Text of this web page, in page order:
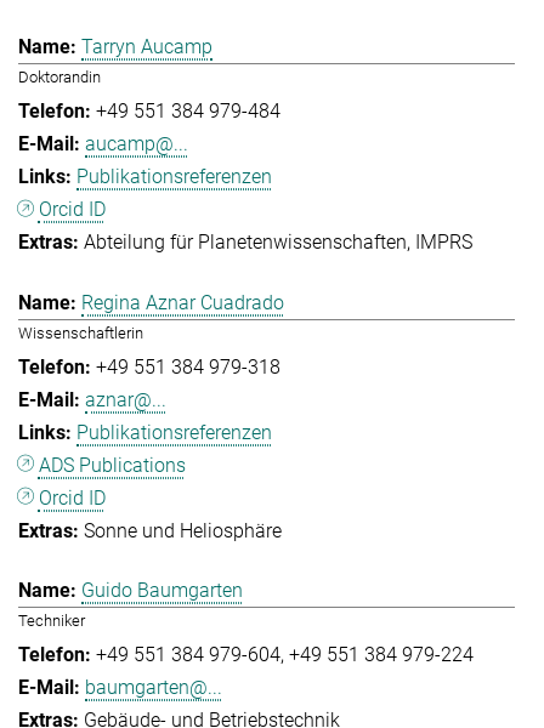
Tarryn Aucamp
Doktorandin
+49 551 384 979-484
aucamp@...
Publikationsreferenzen
Orcid ID
Abteilung für Planetenwissenschaften IMPRS
Regina Aznar Cuadrado
Wissenschaftlerin
+49 551 384 979-318
aznar@...
Publikationsreferenzen
ADS Publications
Orcid ID
Sonne und Heliosphäre
Guido Baumgarten
Techniker
+49 551 384 979-604 +49 551 384 979-224
baumgarten@...
Gebäude- und Betriebstechnik